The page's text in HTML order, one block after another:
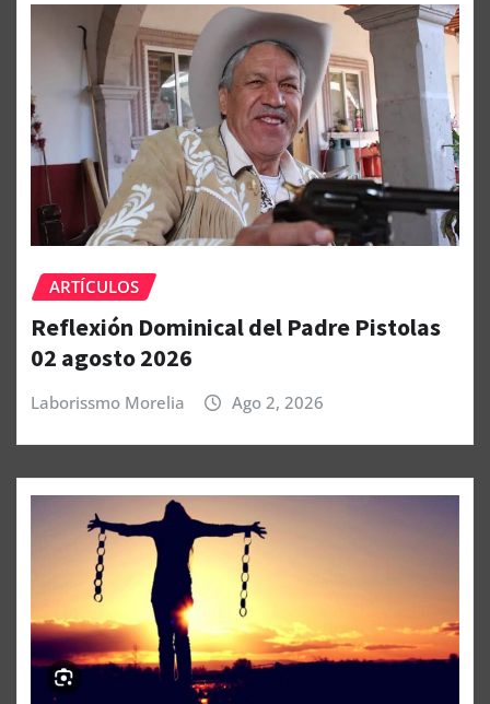
ARTÍCULOS
Reflexión Dominical del Padre Pistolas
02 agosto 2026
Laborissmo Morelia Ago 2, 2026